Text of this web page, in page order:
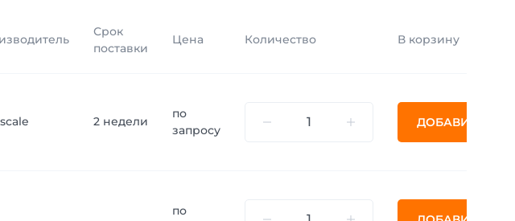
Срок
поставки
Цена Количество В корзину
2 недели
по
запросу
ДОБАВИТЬ
по